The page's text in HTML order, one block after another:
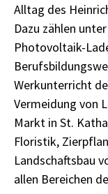
Alltag des
Dazu zählen
Photovoltaik-
Werkunterricht
Vermeidung von
Markt in St.
Floristik,
Landschaftsbau
allen Bereichen